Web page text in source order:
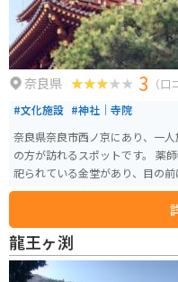
奈良県 3 （口
#文化施設 #神社｜寺院
奈良県奈良市西ノ京にあり、一
の方が訪れるスポットです。 薬
祀られている金堂があり、目の
月28日から国宝東塔落慶記念東塔・
代は、車が500円、バイクは100
して、ナビで薬師寺を設定する
で、事前に薬師寺の公式サイト
龍王ヶ渕